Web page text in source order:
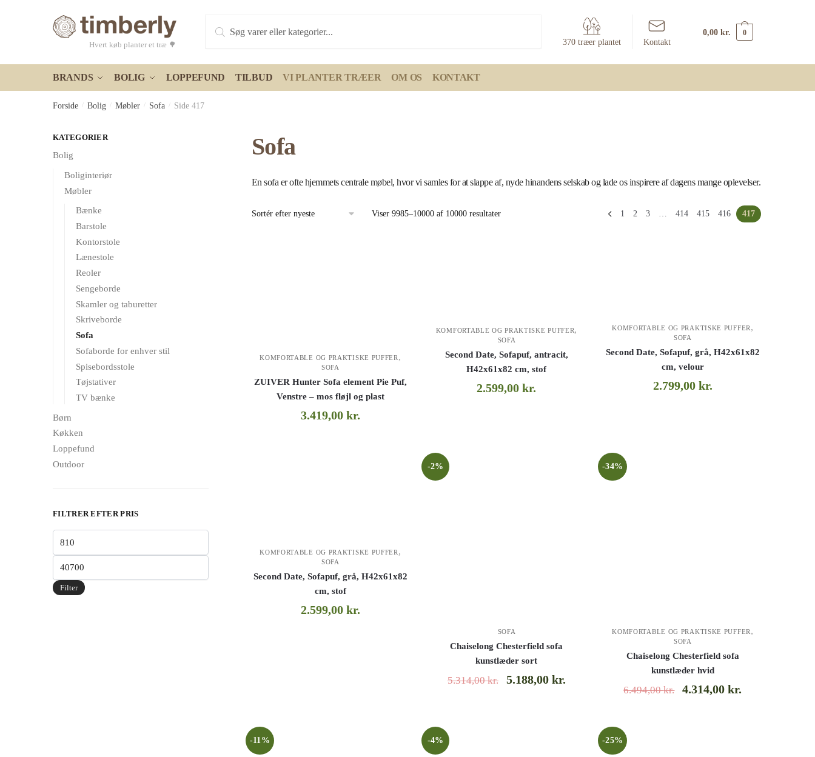
Hvert køb planter et træ 🌳
search
370 træer plantet Kontakt
0,00 kr. 0
BRANDS BOLIG LOPPEFUND TILBUD VI PLANTER TRÆER OM OS KONTAKT
Forside Bolig Møbler Sofa Side 417
Sofa
En sofa er ofte hjemmets centrale møbel, hvor vi samles for at slappe af, nyde hinandens selskab og lade os inspirere af dagens mange oplevelser.
Viser 9985–10000 af 10000 resultater 1 2 3 … 414 415 416 417
KOMFORTABLE OG PRAKTISKE PUFFER ,
SOFA
ZUIVER Hunter Sofa element Pie Puf,
Venstre – mos fløjl og plast
3.419,00 kr.
KOMFORTABLE OG PRAKTISKE PUFFER,
SOFA
Second Date, Sofapuf, antracit,
H42x61x82 cm, stof
2.599,00kr.
KOMFORTABLE OG PRAKTISKE PUFFER ,
SOFA
Second Date, Sofapuf, grå, H42x61x82
cm, velour
2.799,00 kr.
KOMFORTABLE OG PRAKTISKE PUFFER ,
SOFA
Second Date, Sofapuf, grå, H42x61x82
cm, stof
2.599,00 kr.
-2%
SOFA
Chaiselong Chesterfield sofa
kunstlæder sort
5.314,00kr. 5.188,00 kr.
-34%
KOMFORTABLE OG PRAKTISKE PUFFER ,
SOFA
Chaiselong Chesterfield sofa
kunstlæder hvid
6.494,00kr. 4.314,00kr.
-11% -4% -25%
KATEGORIER
Bolig
Boliginteriør
Møbler
Bænke
Barstole
Kontorstole
Lænestole
Reoler
Sengeborde
Skamler og taburetter
Skriveborde
Sofa
Sofaborde for enhver stil
Spisebordsstole
Tøjstativer
TV bænke
Børn
Køkken
Loppefund
Outdoor
FILTRER EFTER PRIS
Filter